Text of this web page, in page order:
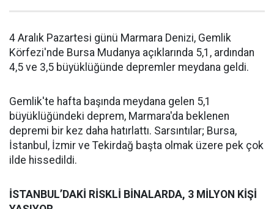
4 Aralık Pazartesi günü Marmara Denizi, Gemlik
Körfezi'nde Bursa Mudanya açıklarında 5,1, ardından
4,5 ve 3,5 büyüklüğünde depremler meydana geldi.
Gemlik'te hafta başında meydana gelen 5,1
büyüklüğündeki deprem, Marmara'da beklenen
depremi bir kez daha hatırlattı. Sarsıntılar; Bursa,
İstanbul, İzmir ve Tekirdağ başta olmak üzere pek çok
ilde hissedildi.
İSTANBUL’DAKİ RİSKLİ BİNALARDA, 3 MİLYON KİŞİ